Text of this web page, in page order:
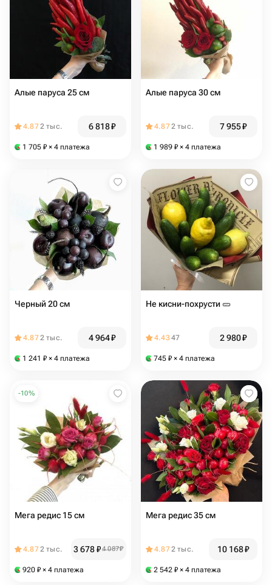
Алые паруса 25 см
4.872 тыс. 6 818₽
1 705 ₽ × 4 платежа
Алые паруса 30 см
4.872 тыс. 7 955₽
1 989 ₽ × 4 платежа
Черный 20 см
4.872 тыс. 4 964₽
1 241 ₽ × 4 платежа
Не кисни-похрусти 🥒
4.4347 2 980₽
745 ₽ × 4 платежа
-10%
Мега редис 15 см
4.872 тыс. 3 678₽4 087₽
920 ₽ × 4 платежа
Мега редис 35 см
4.872 тыс. 10 168₽
2 542 ₽ × 4 платежа